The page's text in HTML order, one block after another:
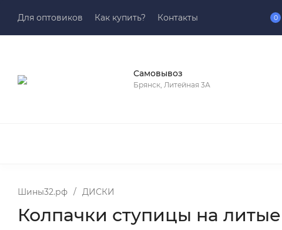
Для оптовиков Как купить? Контакты 0
Самовывоз
Брянск, Литейная 3А
Шины32.рф / ДИСКИ
Колпачки ступицы на